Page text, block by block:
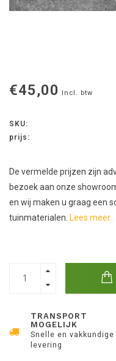
€45,00 Incl. btw
SKU:
prijs:
De vermelde prijzen zijn
bezoek aan onze
en wij maken u graag een
tuinmaterialen. Lees meer..
TRANSPORT
MOGELIJK
Snelle en vakkundige
levering